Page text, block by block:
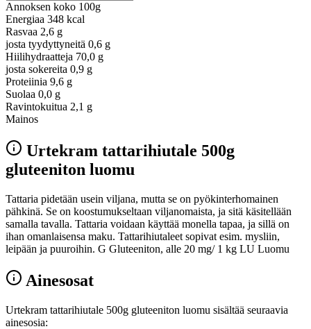
Annoksen koko 100g
Energiaa 348 kcal
Rasvaa 2,6 g
josta tyydyttyneitä 0,6 g
Hiilihydraatteja 70,0 g
josta sokereita 0,9 g
Proteiinia 9,6 g
Suolaa 0,0 g
Ravintokuitua 2,1 g
Mainos
Urtekram tattarihiutale 500g
gluteeniton luomu
Tattaria pidetään usein viljana, mutta se on pyökinterhomainen
pähkinä. Se on koostumukseltaan viljanomaista, ja sitä käsitellään
samalla tavalla. Tattaria voidaan käyttää monella tapaa, ja sillä on
ihan omanlaisensa maku. Tattarihiutaleet sopivat esim. mysliin,
leipään ja puuroihin. G Gluteeniton, alle 20 mg/ 1 kg LU Luomu
Ainesosat
Urtekram tattarihiutale 500g gluteeniton luomu sisältää seuraavia
ainesosia: